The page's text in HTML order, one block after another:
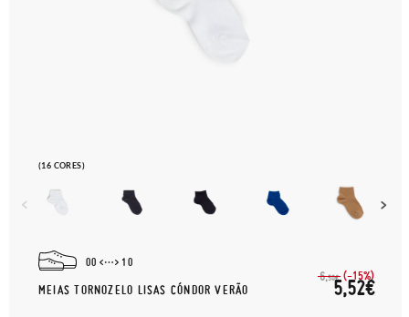
(16 CORES)
00 10
MEIAS TORNOZELO LISAS CÓNDOR VERÃO
6,50€ (-15%)
5,52€